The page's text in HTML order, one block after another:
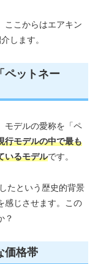
ここからはエアキン
します。
ペットネー
モデルの愛称を「ペ
行モデルの中で最も
いるモデルです。
たという歴史的背景
感じさせます。この
？
価格帯